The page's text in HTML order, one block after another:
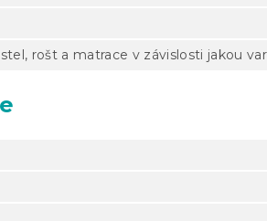
rošt a matrace v závislosti jakou